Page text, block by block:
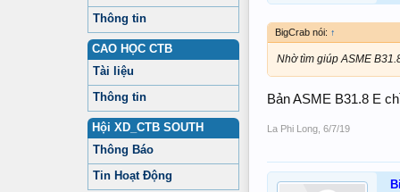
Thông tin
CAO HỌC CTB
Tài liệu
Thông tin
Hội XD_CTB SOUTH
Thông Báo
Tin Hoạt Động
BigCrab nói: ↑
Nhờ tìm giúp ASME
Bản ASME B31.8 E
La Phi Long 6/7/19